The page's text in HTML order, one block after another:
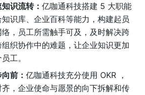
识流转： 亿咖通科技搭建 5 大职能
识库、企业百科等能力，构建起员
，员工所需触手可及，及时解决跨
织协作中的难题，让企业知识更加
工。
前： 亿咖通科技充分使用 OKR ，
，企业使命与愿景的向下拆解和传